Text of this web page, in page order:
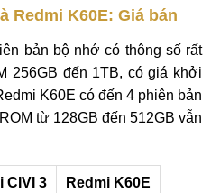
Redmi K60E: Giá bán
bản bộ nhớ có thông số rất
256GB đến 1TB, có giá khởi
K60E có đến 4 phiên bản
từ 128GB đến 512GB vẫn
CIVI 3 Redmi K60E